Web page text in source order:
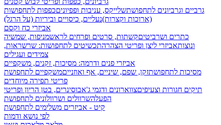
גרביים וגרביונים לתחפושתשלייקס, עניבות ופפיוניםכפפות לתחפושות
(ארוכות וקצרות)נעליים, כיסויים וביריות (על הרגל)
אביזרי כח וקסם
כתרים ושרביטיםקשתות, סרטים ופרחים לראשמניפות, שמשיה
ונוצותאביזרי ליצן ופריטי הצהרהתכשיטים לתחפושות: שרשראות,
צמידים ועגילים
אביזרי פנים ודרמה: מסיכות, זקנים, משקפיים
מסיכות לתחפושתזקן, שפם, שיניים, אף ואוזנייםמשקפיים לתחפושת
פריטי תפירה מיוחדים
תיקים חגורות וצעיפיםצווארונים ודגמי ג'אבוסינרים, בטן הריון ופריטי
הפעלהשרוולים ושרוולונים לתחפושת
קיט - אביזרים משלימים לתחפושת
לפי נושא ודמות